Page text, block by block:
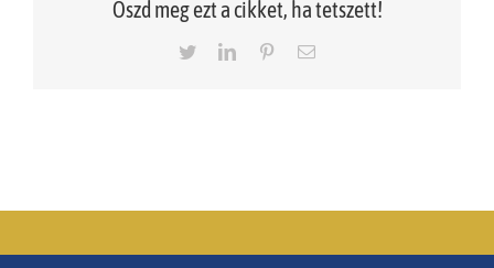
Oszd meg ezt a cikket, ha tetszett!
TwitterLinkedInPinterestEmail